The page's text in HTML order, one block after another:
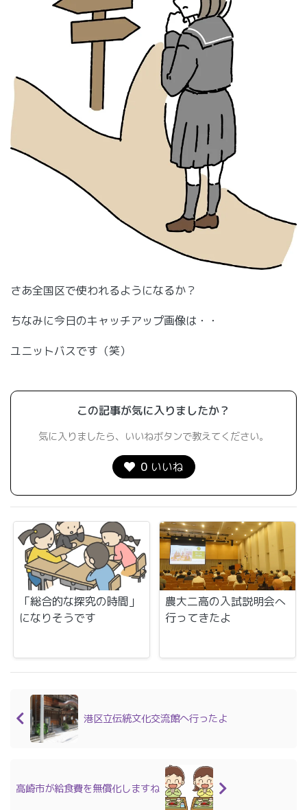
さあ全国区で使われるようになるか？
ちなみに今日のキャッチアップ画像は・・
ユニットバスです（笑）
この記事が気に入りましたか？
気に入りましたら、いいねボタンで教えてください。
0 いいね
「総合的な探究の時間」
になりそうです
農大二高の入試説明会へ
行ってきたよ
港区立伝統文化交流館へ行ったよ
高崎市が給食費を無償化しますね